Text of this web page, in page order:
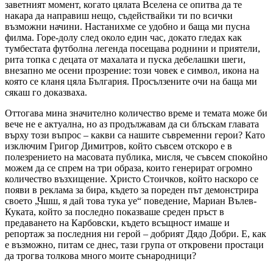
заветният момент, когато цялата Вселена се опитва да те
накара да направиш нещо, съдействайки ти по всички
възможни начини. Настанихме се удобно и баща ми пусна
филма. Горе-долу след около един час, докато гледах как
тумбестата футболна легенда посещава роднини и приятели,
рита топка с децата от махалата и пуска дебелашки шеги,
внезапно ме осени прозрение: този човек е символ, икона на
която се кланя цяла България. Просълзените очи на баща ми
сякаш го доказваха.
Оттогава мина значително количество време и темата може би
вече не е актуална, но аз продължавам да си блъскам главата
върху този въпрос – какви са нашите съвременни герои? Като
изключим Григор Димитров, който съвсем отскоро е в
полезрението на масовата публика, мисля, че съвсем спокойно
можем да се спрем на три образа, които генерират огромно
количество възхищение. Христо Стоичков, който наскоро се
появи в реклама за бира, където за пореден път демонстрира
своето „Чшш, я дай това тука уе“ поведение, Мариан Вълев-
Куката, който за последно показваше среден пръст в
предаването на Карбовски, където всъщност имаше и
репортаж за последния ни герой – добрият Дядо Добри. Е, как
е възможно, питам се днес, тази група от откровени простаци
да трогва толкова много моите сънародници?